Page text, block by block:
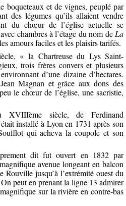
boqueteaux et de vignes, peuplé par
des légumes qu’ils allaient vendre
du chœur de l’église actuelle se
chambres à l’étage du nom de La
amours faciles et les plaisirs tarifés.
« la Chartreuse du Lys Saint-
trois frères convers et plusieurs
d’une dizaine d’hectares.
Magnan et grâce aux dons des
le chœur de l’église, une sacristie,
XVIIIème siècle, de Ferdinand
installé à Lyon en 1731 après son
qui acheva la coupole et son
dit fut ouvert en 1832 par
avenue longeant en balcon
Rouville jusqu’à l’extrémité ouest du
peut en prenant la ligne 13 admirer
sur la rivière en contre-bas